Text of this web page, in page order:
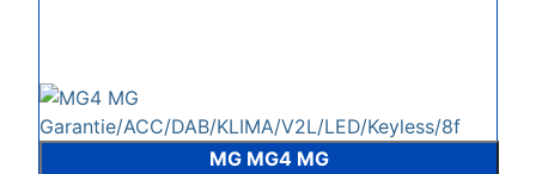
MG MG4 MG